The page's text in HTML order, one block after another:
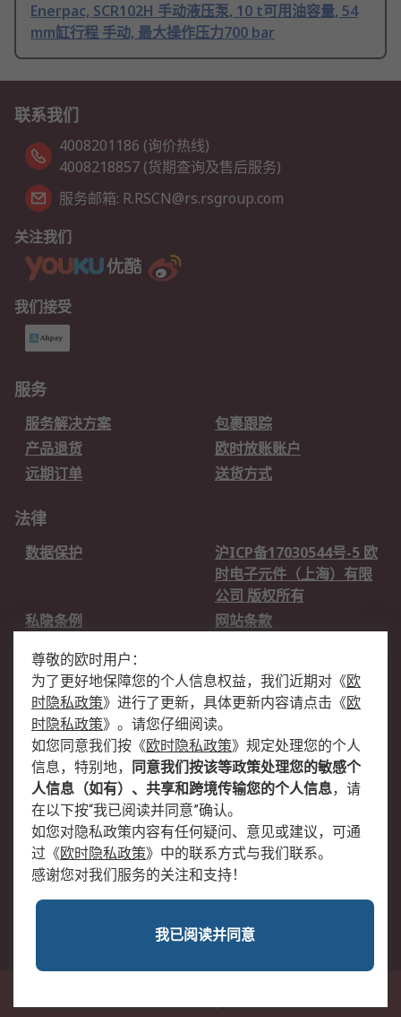
Enerpac, SCR102H 手动液压泵, 10 t可用油容量, 54
mm缸行程 手动, 最大操作压力700 bar
联系我们
4008201186 (询价热线)
4008218857 (货期查询及售后服务)
服务邮箱: R.RSCN@rs.rsgroup.com
关注我们
我们接受
服务
服务解决方案
包裹跟踪
产品退货
欧时放账账户
远期订单
送货方式
法律
数据保护
沪ICP备17030544号-5 欧
时电子元件（上海）有限
公司 版权所有
私隐条例
网站条款
关于欧时
欧时销售条款
账户和付款
企业集团
全球办事处
关于我们
新闻中心
加入我们
沪公网安备 31011502009054号
尊敬的欧时用户：
为了更好地保障您的个人信息权益，我们近期对 《欧
时隐私政策》 进行了更新，具体更新内容请点击 《欧
时隐私政策》 。请您仔细阅读。
如您同意我们按 《欧时隐私政策》 规定处理您的个人
信息，特别地，
同意我们按该等政策处理您的敏感个
人信息（如有）、共享和跨境传输您的个人信息，请
在以下按“我已阅读并同意”确认。
如您对隐私政策内容有任何疑问、意见或建议，可通
过 《欧时隐私政策》 中的联系方式与我们联系。
感谢您对我们服务的关注和支持！
我已阅读并同意